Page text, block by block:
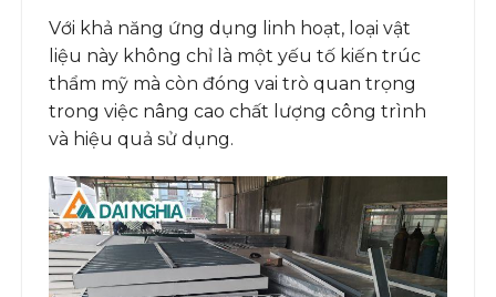
Với khả năng ứng dụng linh hoạt, loại vật
liệu này không chỉ là một yếu tố kiến trúc
thẩm mỹ mà còn đóng vai trò quan trọng
trong việc nâng cao chất lượng công trình
và hiệu quả sử dụng.